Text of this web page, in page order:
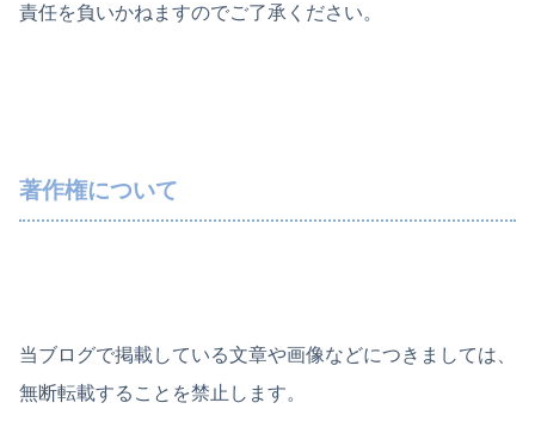
責任を負いかねますのでご了承ください。
著作権について
当ブログで掲載している文章や画像などにつきましては、
無断転載することを禁止します。